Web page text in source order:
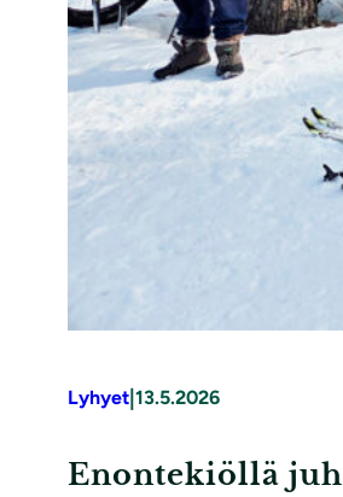
Lyhyet 13.5.2026
Enontekiöllä